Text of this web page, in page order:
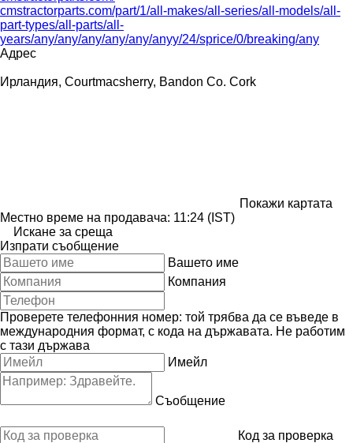
cmstractorparts.com/part/1/all-makes/all-series/all-models/all-
part-types/all-parts/all-
years/any/any/any/any/any/anyy/24/sprice/0/breaking/any
Адрес
Ирландия, Courtmacsherry, Bandon Co. Cork
Покажи картата
Местно време на продавача: 11:24 (IST)
Искане за среща
Изпрати съобщение
Вашето име
Компания
Проверете телефонния номер: той трябва да се въведе в
международния формат, с кода на държавата. Не работим
с тази държава
Имейл
Съобщение
Код за проверка